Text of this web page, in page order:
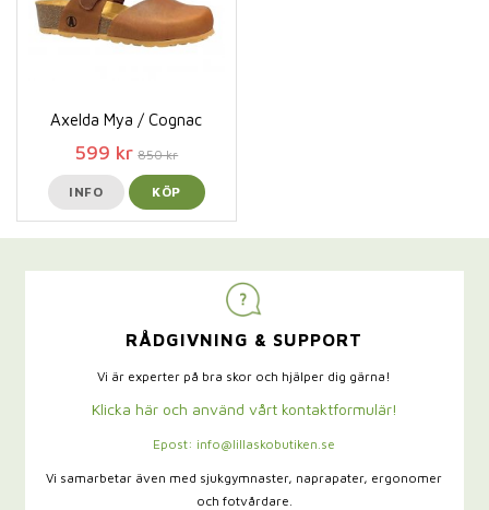
Axelda Mya / Cognac
599 kr 850 kr
INFO KÖP
RÅDGIVNING & SUPPORT
Vi är experter på bra skor och hjälper dig gärna!
Klicka här och använd vårt kontaktformulär!
Epost: info@lillaskobutiken.se
Vi samarbetar även med sjukgymnaster, naprapater, ergonomer
och fotvårdare.